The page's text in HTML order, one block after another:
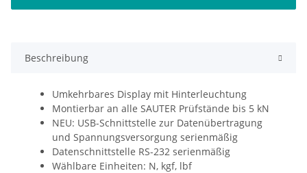
Beschreibung
Umkehrbares Display mit Hinterleuchtung
Montierbar an alle SAUTER Prüfstände bis 5 kN
NEU: USB-Schnittstelle zur Datenübertragung
und Spannungsversorgung serienmäßig
Datenschnittstelle RS-232 serienmäßig
Wählbare Einheiten: N, kgf, lbf